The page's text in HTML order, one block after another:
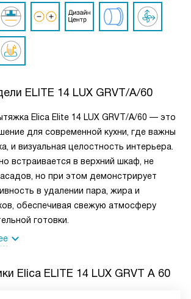
ELITE 14 LUX GRVT/A/60
Elica Elite 14 LUX GRVT/A/60 — это
для современной кухни, где важны
и визуальная целостность интерьера.
встраивается в верхний шкаф, не
но при этом демонстрирует
в удалении пара, жира и
обеспечивая свежую атмосферу
готовки.
Elica ELITE 14 LUX GRVT A 60